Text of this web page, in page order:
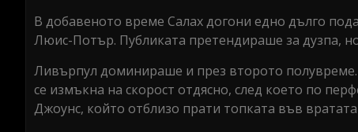
В добавеното време Салах догони едно дълго
Люис-Потър. Публиката претендираше за дузпа,
Ливърпул доминираше и през второто полувреме.
се измъкна на скорост отдясно, след което по
Джоунс, който отблизо прати топката във вратата